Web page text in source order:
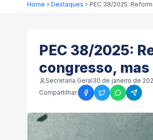
Home Destaques
PEC 38/2025:
congresso,
Secretaria Geral30 de janeiro de
Compartilhar: